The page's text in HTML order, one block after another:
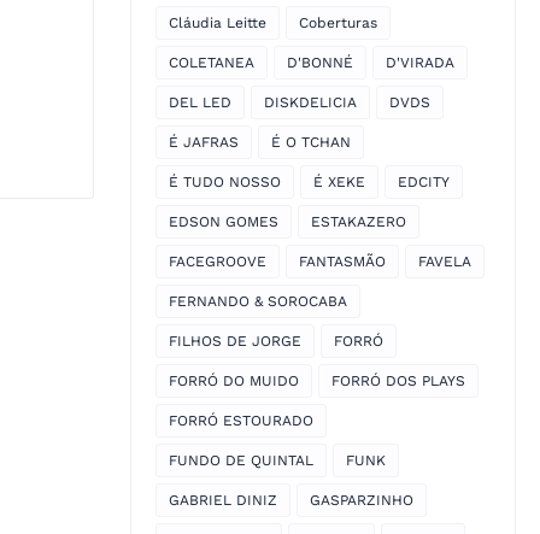
Cláudia Leitte Coberturas
COLETANEA D'BONNÉ D'VIRADA
DEL LED DISKDELICIA DVDS
É JAFRAS É O TCHAN
É TUDO NOSSO É XEKE EDCITY
EDSON GOMES ESTAKAZERO
FACEGROOVE FANTASMÃO FAVELA
FERNANDO & SOROCABA
FILHOS DE JORGE FORRÓ
FORRÓ DO MUIDO FORRÓ DOS PLAYS
FORRÓ ESTOURADO
FUNDO DE QUINTAL FUNK
GABRIEL DINIZ GASPARZINHO